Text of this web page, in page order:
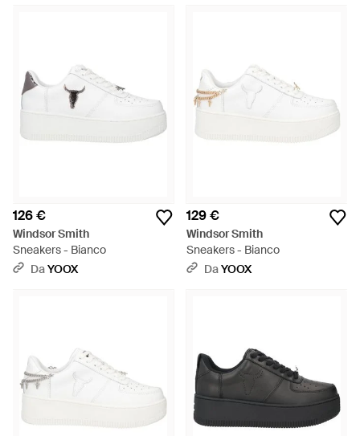
126 €
Windsor Smith
Sneakers - Bianco
DaYOOX
129 €
Windsor Smith
Sneakers - Bianco
DaYOOX